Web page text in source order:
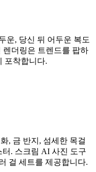
운, 당신 뒤 어두운 복도
더링은 트렌드를 팝하
포착합니다.
, 금 반지, 섬세한 목걸
터. 스크림 AI 사진 도구
걸 세트를 제공합니다.